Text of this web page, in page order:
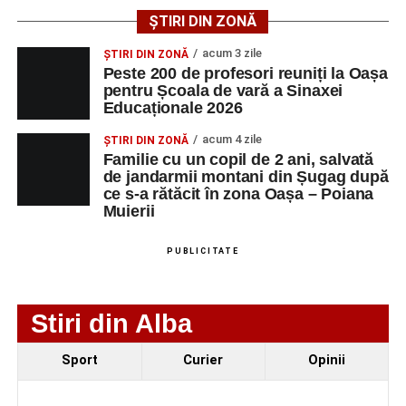
LMV
MAIL
Technology Srl
OPERATOR LA
MASINI-UNELTE
CU COMANDA
NUMERICA
Adaugă-ne ca sursă preferată
Urmărește-ne pe Google News
Ultimele știri din Sebeș
ȘTIRI DIN ZONĂ
ȘTIRI DIN ZONĂ acum 3 zile
Peste 200 de profesori reuniți la Oașa
pentru Școala de vară a Sinaxei
Educaționale 2026
ȘTIRI DIN ZONĂ acum 4 zile
Familie cu un copil de 2 ani, salvată
de jandarmii montani din Șugag după
ce s-a rătăcit în zona Oașa – Poiana
Muierii
PUBLICITATE
Stiri din Alba
Sport Curier Opinii